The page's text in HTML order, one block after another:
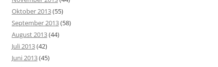
Oktober 2013(55)
September 2013(58)
August 2013(44)
Juli 2013(42)
Juni 2013(45)